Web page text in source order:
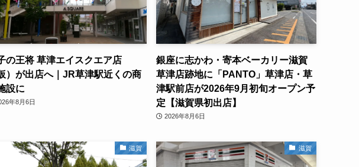
の王将 草津エイスクエア店
）が出店へ｜JR草津駅近くの商
設に
年8月6日
銀座に志かわ・寄本ベーカリー滋賀
草津店跡地に「PANTO」草津店・草
津駅前店が2026年9月初旬オープン予
定【滋賀県初出店】
2026年8月6日
滋賀 滋賀